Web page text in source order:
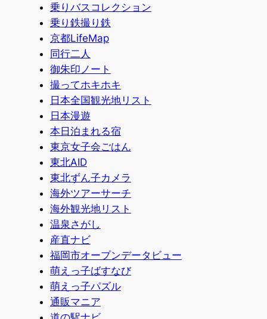
乗りバスコレクション
乗り鉄撮り鉄
京都LifeMap
同行二人
御朱印ノート
撮ってホキホキ
日本全国観光地リスト
日本漫遊
本日泊まれる宿
東京女子会ごはん
東北AID
東北ずん子カメラ
海外ツアーサーチ
海外観光地リスト
温泉さがし
産直ナビ
福岡市オープンデータビュー
萌えっ子ばすなび
萌えっ子パズル
通販マニア